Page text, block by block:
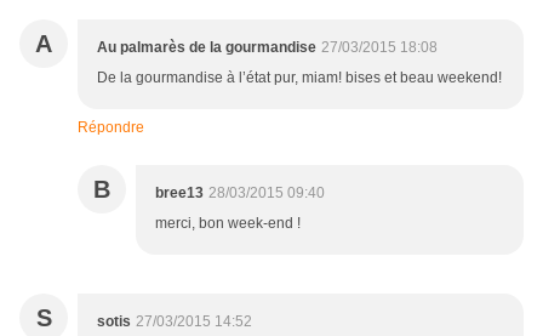
A Au palmarès de la gourmandise 27/03/2015 18:08
De la gourmandise à l’état pur, miam! bises et beau weekend!
Répondre
B bree13 28/03/2015 09:40
merci, bon week-end !
S sotis 27/03/2015 14:52